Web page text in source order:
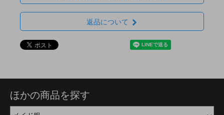
返品について
ほかの商品を探す